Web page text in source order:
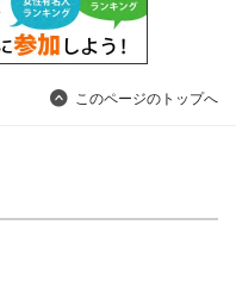
このページのトップへ